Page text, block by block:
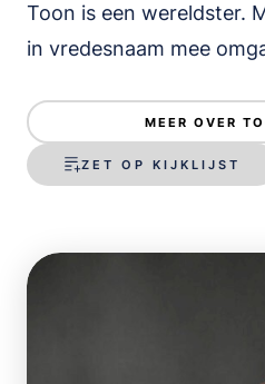
Toon is een wereldster.
in vredesnaam mee
MEER OVER
ZET OP KIJKLIJST